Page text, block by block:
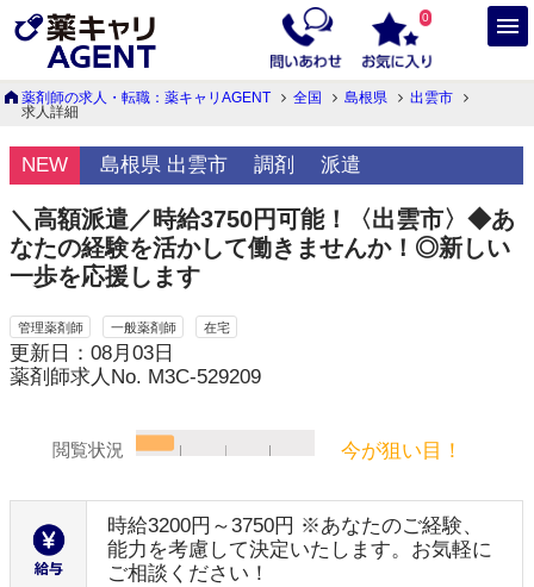
0
薬剤師の求人・転職：薬キャリAGENT 全国 島根県
出雲市
求人詳細
NEW 島根県 出雲市 調剤 派遣
＼高額派遣／時給3750円可能！〈出雲市〉◆あ
なたの経験を活かして働きませんか！◎新しい
一歩を応援します
管理薬剤師 一般薬剤師 在宅
更新日：08月03日
薬剤師求人No. M3C-529209
閲覧状況 今が狙い目！
時給3200円～3750円 ※あなたのご経験、
能力を考慮して決定いたします。お気軽に
ご相談ください！